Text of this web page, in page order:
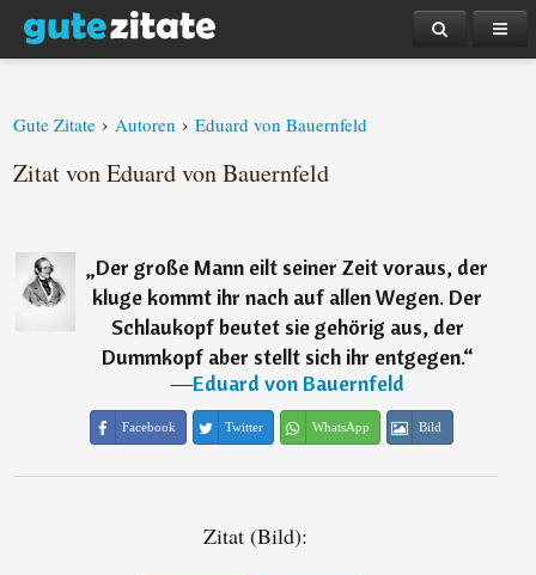
Gute Zitate › Autoren › Eduard von Bauernfeld
Zitat von Eduard von Bauernfeld
„Der große Mann eilt seiner Zeit voraus, der
kluge kommt ihr nach auf allen Wegen. Der
Schlaukopf beutet sie gehörig aus, der
Dummkopf aber stellt sich ihr entgegen.“
―Eduard von Bauernfeld
Facebook Twitter WhatsApp Bild
Zitat (Bild):